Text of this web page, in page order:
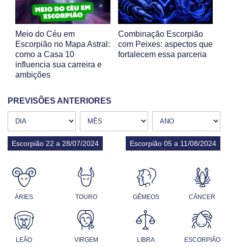
Meio do Céu em
Escorpião no Mapa Astral:
como a Casa 10
influencia sua carreira e
ambições
Combinação Escorpião
com Peixes: aspectos que
fortalecem essa parceria
PREVISÕES ANTERIORES
Escorpião 22 a 28/07/2024 Escorpião 05 a 11/08/2024
ÁRIES TOURO GÊMEOS CÂNCER
LEÃO VIRGEM LIBRA ESCORPIÃO